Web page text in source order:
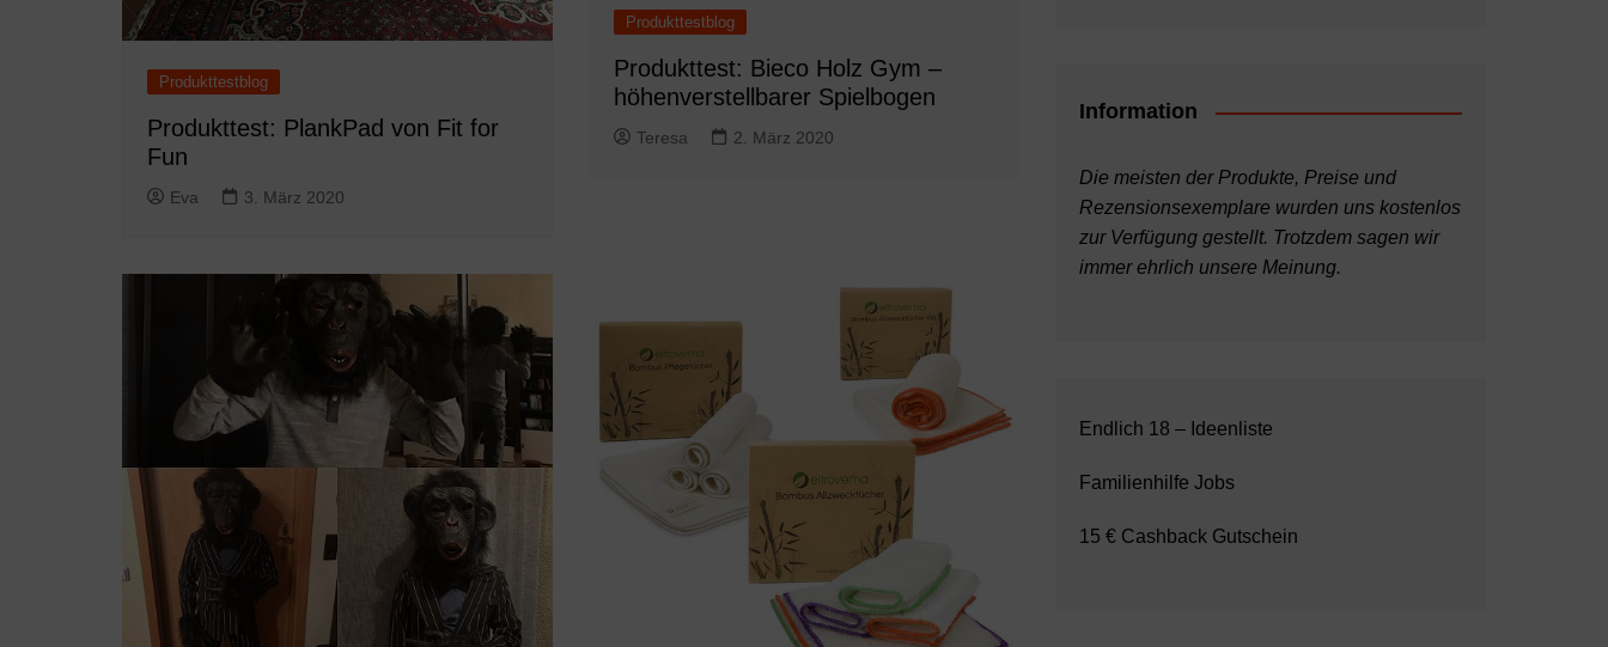
Produkttestblog
Produkttest: PlankPad von Fit for
Fun
Eva 3. März 2020
Produkttestblog
Produkttest: Bieco Holz Gym –
höhenverstellbarer Spielbogen
Teresa 2. März 2020
Information
Die meisten der Produkte, Preise und
Rezensionsexemplare wurden uns kostenlos
zur Verfügung gestellt. Trotzdem sagen wir
immer ehrlich unsere Meinung.
Endlich 18 – Ideenliste
Familienhilfe Jobs
15 € Cashback Gutschein